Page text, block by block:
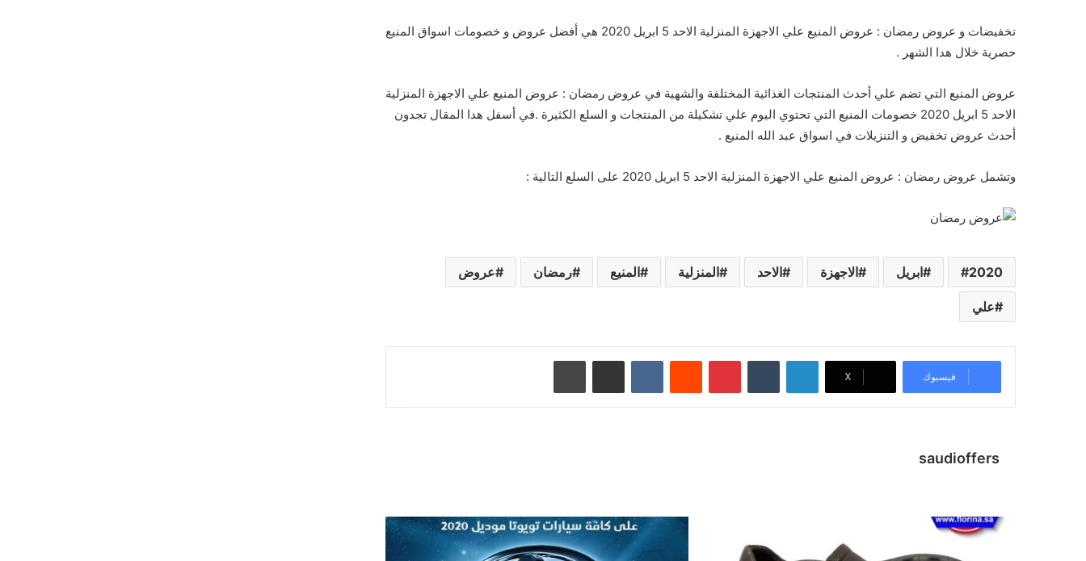
تخفيضات و عروض رمضان : عروض المنيع علي الاجهزة المنزلية الاحد 5 ابريل 2020 هي أفضل عروض و خصومات اسواق المنيع
حصرية خلال هدا الشهر .
عروض المنيع التي تضم علي أحدث المنتجات الغذائية المختلفة والشهية في عروض رمضان : عروض المنيع علي الاجهزة المنزلية
الاحد 5 ابريل 2020 خصومات المنيع التي تحتوي اليوم علي تشكيلة من المنتجات و السلع الكثيرة .في أسفل هدا المقال تجدون
أحدث عروض تخفيض و التنزيلات في اسواق عبد الله المنيع .
وتشمل عروض رمضان : عروض المنيع علي الاجهزة المنزلية الاحد 5 ابريل 2020 على السلع التالية :
2020 ابريل الاجهزة الاحد المنزلية المنيع رمضان عروض
علي
فيسبوك X
لينكدإن بينتيريست
saudioffers